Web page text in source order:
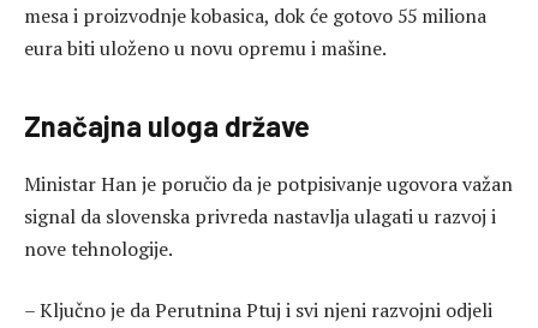
mesa i proizvodnje kobasica, dok će gotovo 55 miliona
eura biti uloženo u novu opremu i mašine.
Značajna uloga države
Ministar Han je poručio da je potpisivanje ugovora važan
signal da slovenska privreda nastavlja ulagati u razvoj i
nove tehnologije.
– Ključno je da Perutnina Ptuj i svi njeni razvojni odjeli